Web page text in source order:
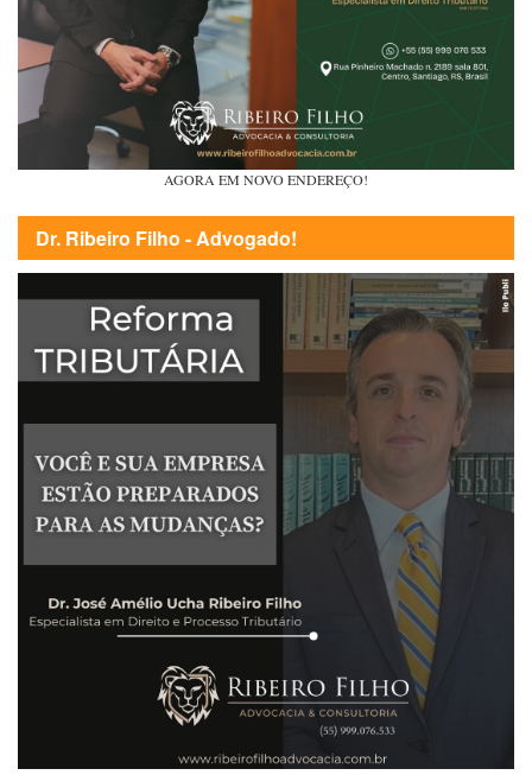
AGORA EM NOVO ENDEREÇO!
Dr. Ribeiro Filho - Advogado!